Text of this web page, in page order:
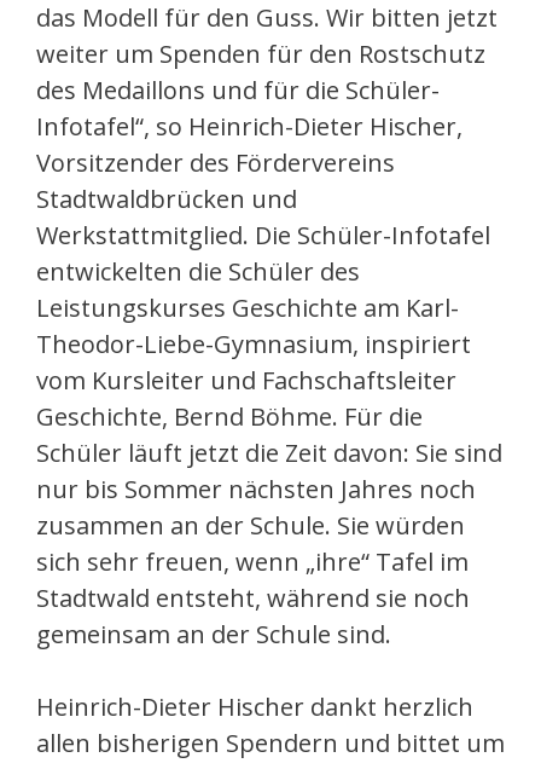
das Modell für den Guss. Wir bitten jetzt
weiter um Spenden für den Rostschutz
des Medaillons und für die Schüler-
Infotafel“, so Heinrich-Dieter Hischer,
Vorsitzender des Fördervereins
Stadtwaldbrücken und
Werkstattmitglied. Die Schüler-Infotafel
entwickelten die Schüler des
Leistungskurses Geschichte am Karl-
Theodor-Liebe-Gymnasium, inspiriert
vom Kursleiter und Fachschaftsleiter
Geschichte, Bernd Böhme. Für die
Schüler läuft jetzt die Zeit davon: Sie sind
nur bis Sommer nächsten Jahres noch
zusammen an der Schule. Sie würden
sich sehr freuen, wenn „ihre“ Tafel im
Stadtwald entsteht, während sie noch
gemeinsam an der Schule sind.
Heinrich-Dieter Hischer dankt herzlich
allen bisherigen Spendern und bittet um